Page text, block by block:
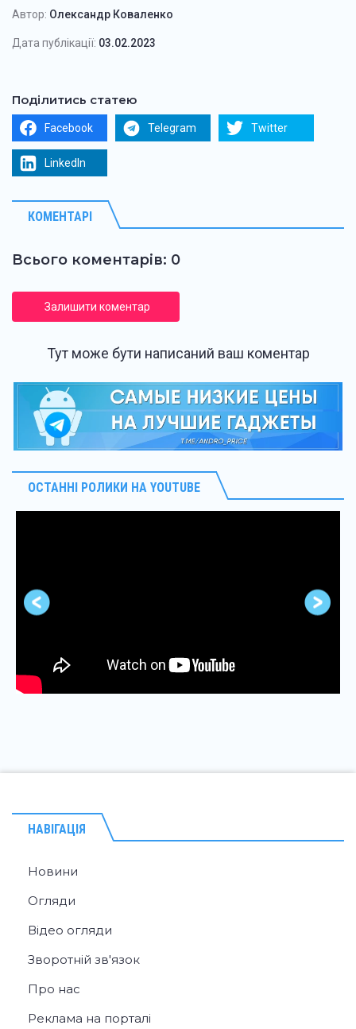
Автор: Олександр Коваленко
Дата публікації: 03.02.2023
Поділитись статею
Facebook Telegram Twitter
LinkedIn
КОМЕНТАРІ
Всього коментарів: 0
Залишити коментар
Тут може бути написаний ваш коментар
ОСТАННІ РОЛИКИ НА YOUTUBE
НАВІГАЦІЯ
Новини
Огляди
Відео огляди
Зворотній зв'язок
Про нас
Реклама на порталі